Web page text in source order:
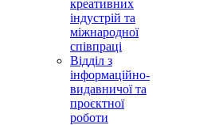
креативних
індустрій та
міжнародної
співпраці
Відділ з
інформаційно-
видавничої та
проєктної
роботи